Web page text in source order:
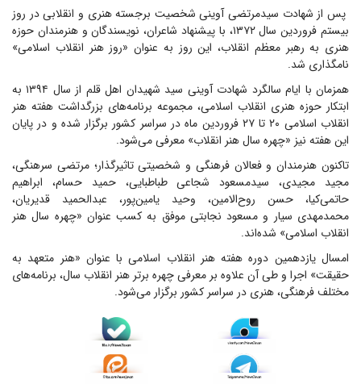
پس از شهادت سیدمرتضی آوینی شخصیت برجسته هنری و انقلابی در روز
بیستم فروردین سال ۱۳۷۲، با پیشنهاد شاعران، نویسندگان و هنرمندان حوزه
هنری به رهبر معظم انقلاب، این روز به عنوان «روز هنر انقلاب اسلامی»
نامگذاری شد.
همزمان با ایام سالگرد شهادت آوینی سید شهیدان اهل قلم از سال ۱۳۹۴ به
ابتکار حوزه هنری انقلاب اسلامی، مجموعه برنامه‌های بزرگداشت هفته هنر
انقلاب اسلامی ۲۰ تا ۲۷ فروردین ماه در سراسر کشور برگزار شده و در پایان
این هفته نیز «چهره سال هنر انقلاب» معرفی می‌شود.
تاکنون هنرمندان و فعالان فرهنگی و شخصیتی تاثیرگذار؛ مرتضی سرهنگی،
مجید مجیدی، سیدمسعود شجاعی طباطبایی، حمید حسام، ابراهیم
حاتمی‌کیا، حسن روح‌الامین، وحید یامین‌پور، عبدالحمید قدیریان،
محمدمهدی سیار و مسعود نجابتی موفق به کسب عنوان «چهره سال هنر
انقلاب اسلامی» شده‌اند.
امسال یازدهمین دوره هفته هنر انقلاب اسلامی با عنوان «هنر متعهد به
حقیقت» اجرا و طی آن علاوه بر معرفی چهره برتر هنر انقلاب سال، برنامه‌های
مختلف فرهنگی، هنری در سراسر کشور برگزار می‌شود.